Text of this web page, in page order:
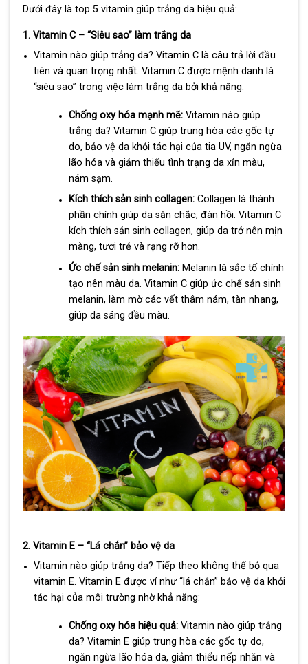
Dưới đây là top 5 vitamin giúp trắng da hiệu quả:
1. Vitamin C – “Siêu sao” làm trắng da
Vitamin nào giúp trắng da? Vitamin C là câu trả lời đầu
tiên và quan trọng nhất. Vitamin C được mệnh danh là
“siêu sao” trong việc làm trắng da bởi khả năng:
Chống oxy hóa mạnh mẽ: Vitamin nào giúp
trắng da? Vitamin C giúp trung hòa các gốc tự
do, bảo vệ da khỏi tác hại của tia UV, ngăn ngừa
lão hóa và giảm thiểu tình trạng da xỉn màu,
nám sạm.
Kích thích sản sinh collagen: Collagen là thành
phần chính giúp da săn chắc, đàn hồi. Vitamin C
kích thích sản sinh collagen, giúp da trở nên mịn
màng, tươi trẻ và rạng rỡ hơn.
Ức chế sản sinh melanin: Melanin là sắc tố chính
tạo nên màu da. Vitamin C giúp ức chế sản sinh
melanin, làm mờ các vết thâm nám, tàn nhang,
giúp da sáng đều màu.
2. Vitamin E – “Lá chắn” bảo vệ da
Vitamin nào giúp trắng da? Tiếp theo không thể bỏ qua
vitamin E. Vitamin E được ví như “lá chắn” bảo vệ da khỏi
tác hại của môi trường nhờ khả năng:
Chống oxy hóa hiệu quả: Vitamin nào giúp trắng
da? Vitamin E giúp trung hòa các gốc tự do,
ngăn ngừa lão hóa da, giảm thiểu nếp nhăn và